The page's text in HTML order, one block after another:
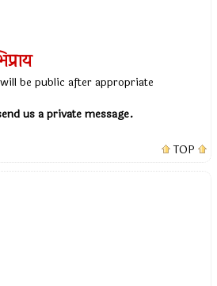
be public after appropriate
us a private message.
TOP